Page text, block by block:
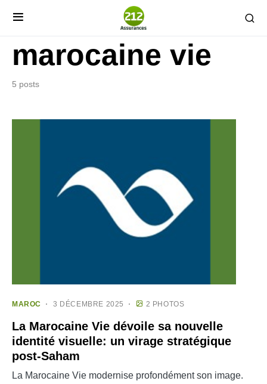
marocaine vie
5 posts
MAROC 3 DÉCEMBRE 2025 2 PHOTOS
La Marocaine Vie dévoile sa nouvelle
identité visuelle: un virage stratégique
post-Saham
La Marocaine Vie modernise profondément son image.